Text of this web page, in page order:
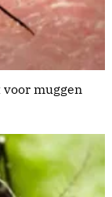
muggen